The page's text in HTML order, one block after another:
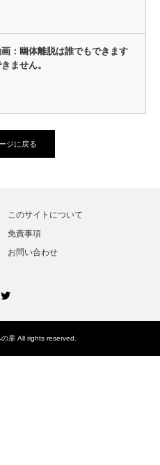
：幽体離脱は誰でもできます
ません。
ジに戻る
このサイトについて
免責事項
お問い合わせ
の扉 All rights reserved.